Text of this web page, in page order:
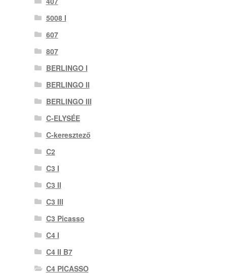
5008 I
607
807
BERLINGO I
BERLINGO II
BERLINGO III
C-ELYSÉE
C-keresztező
C2
C3 I
C3 II
C3 III
C3 Picasso
C4 I
C4 II B7
C4 PICASSO